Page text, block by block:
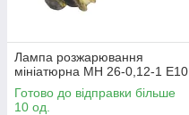
Лампа розжарювання
мініатюрна MH 26-0,12-1 Е10
Готово до відправки більше
10 од.